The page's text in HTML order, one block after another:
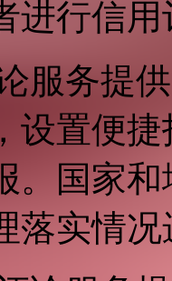
进行信用
服务提
设置便
。国家
落实情